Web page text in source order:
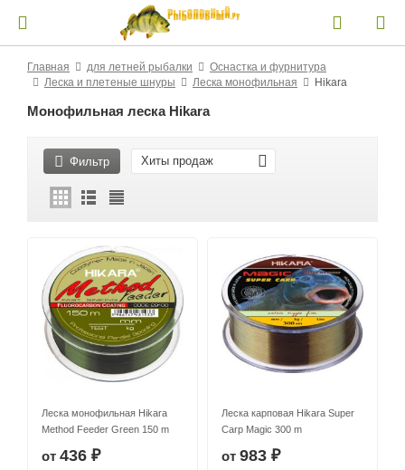
Главная для летней рыбалки
Оснастка и фурнитура
Леска и плетеные шнуры
Леска монофильная Hikara
Монофильная леска Hikara
Фильтр Хиты продаж
Леска монофильная Hikara
Method Feeder Green 150 m
от 436 ₽
Леска карповая Hikara Super
Carp Magic 300 m
от 983 ₽